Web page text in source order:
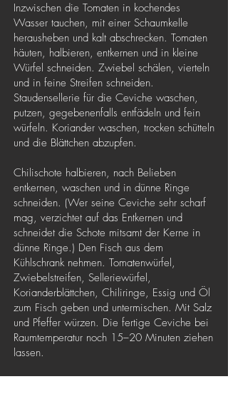
Inzwischen die Tomaten in kochendes
Wasser tauchen, mit einer Schaumkelle
herausheben und kalt abschrecken. Tomaten
häuten, halbieren, entkernen und in kleine
Würfel schneiden. Zwiebel schälen, vierteln
und in feine Streifen schneiden.
Staudensellerie für die Ceviche waschen,
putzen, gegebenenfalls entfädeln und fein
würfeln. Koriander waschen, trocken schütteln
und die Blättchen abzupfen.
Chilischote halbieren, nach Belieben
entkernen, waschen und in dünne Ringe
schneiden. (Wer seine Ceviche sehr scharf
mag, verzichtet auf das Entkernen und
schneidet die Schote mitsamt der Kerne in
dünne Ringe.) Den Fisch aus dem
Kühlschrank nehmen. Tomatenwürfel,
Zwiebelstreifen, Selleriewürfel,
Korianderblättchen, Chiliringe, Essig und Öl
zum Fisch geben und untermischen. Mit Salz
und Pfeffer würzen. Die fertige Ceviche bei
Raumtemperatur noch 15–20 Minuten ziehen
lassen.